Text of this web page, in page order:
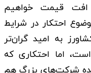
افت قیمت خواهیم
احتکار در شرایط
به امید گران‌تر
اما احتکاری که
شرکت‌های بزرگ هم